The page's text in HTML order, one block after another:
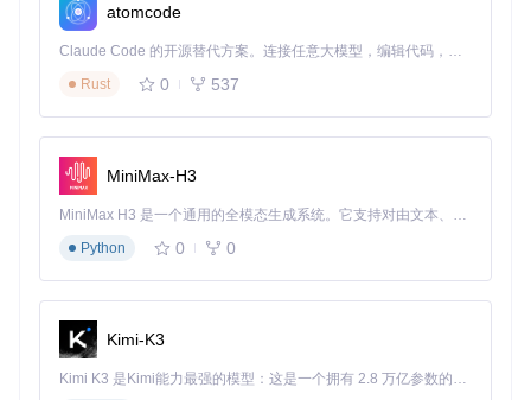
优化建议 ：
对于不同引擎类型的游戏，选择对应版本的BepInEx框架
（Mono或IL2CPP）
化调整
创建游戏目录的备份，防止配置错误导致游戏文件损坏
常见误区
❌ 将BepInEx文件夹嵌套在游戏目录的子文件夹中
实操检查清单
atomcode
Claude Code 的开源替代方案。连接任意大模型，编辑代码，运行命令，自动验证 — 全自动执行。用 Rust 构建，极致性能。 ｜ An open-source alternative to Claude Code. Connect any LLM, edit code, run commands, and verify changes — autonomously. Built in Rust for speed. Get Started
Rust
0 537
MiniMax-H3
MiniMax H3 是一个通用的全模态生成系统。它支持对由文本、图像、视频和音频组成的多模态上下文进行统一理解，并能生成分辨率高达 2K、时长可达 15 秒的带原生立体声音频的视频。得益于面向任务泛化的系统设计，H3 在预训练阶段就已具备广泛的多模态上下文理解与生成能力，能够出色地执行复杂的多模态指令。
Python
0 0
Kimi-K3
Kimi K3 是Kimi能力最强的模型：这是一个拥有 2.8 万亿参数的混合专家（MoE）模型，具备原生视觉理解能力，并支持 100 万 token 的上下文窗口。